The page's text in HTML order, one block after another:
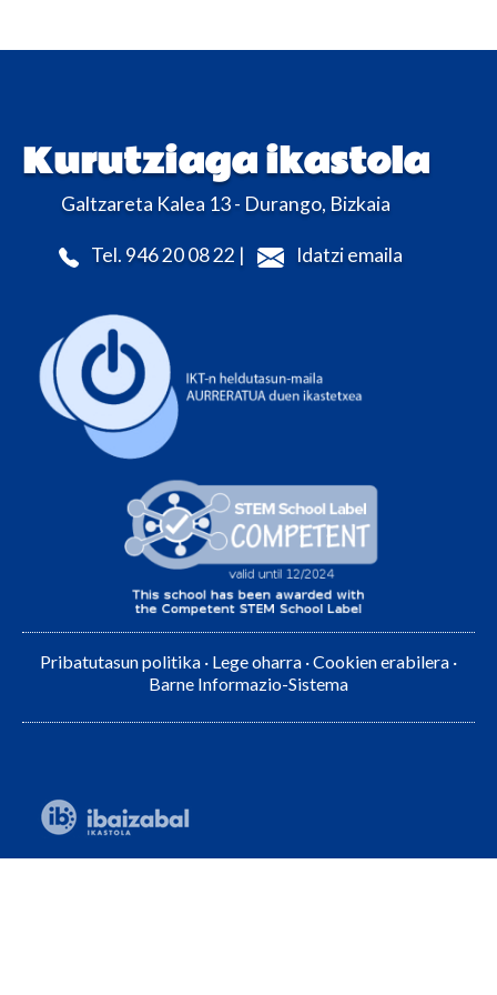
Kurutziaga ikastola
Galtzareta Kalea 13 - Durango, Bizkaia
Tel. 946 20 08 22 | Idatzi emaila
Pribatutasun politika · Lege oharra ·Cookien erabilera ·
Barne Informazio-Sistema